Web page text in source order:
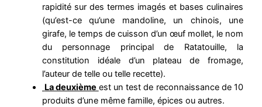
rapidité sur des termes imagés et bases culinaires
(qu’est-ce qu’une mandoline, un chinois, une
girafe, le temps de cuisson d’un œuf mollet, le nom
du personnage principal de Ratatouille, la
constitution idéale d’un plateau de fromage,
l’auteur de telle ou telle recette).
La deuxième est un test de reconnaissance de 10
produits d’une même famille, épices ou autres.